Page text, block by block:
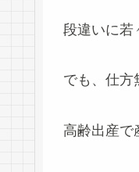
段違いに若
でも、仕方
高齢出産で